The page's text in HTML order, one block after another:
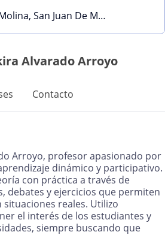
Lima ciudad, La Molina, San Juan De Miraflores, Villa Maria Del Triunfo, Ate, Barranco
Alvarado Arroyo
Contacto
Arroyo, profesor apasionado por
dinámico y participativo.
con práctica a través de
debates y ejercicios que permiten
reales. Utilizo
el interés de los estudiantes y
siempre buscando que